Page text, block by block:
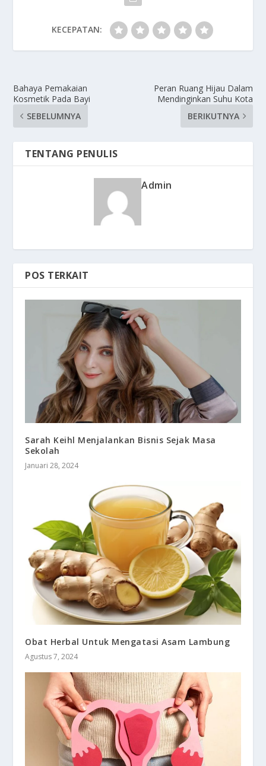
KECEPATAN:
Bahaya Pemakaian
Kosmetik Pada Bayi
SEBELUMNYA
Peran Ruang Hijau Dalam
Mendinginkan Suhu Kota
BERIKUTNYA
TENTANG PENULIS
Admin
POS TERKAIT
Sarah Keihl Menjalankan Bisnis Sejak Masa
Sekolah
Januari 28, 2024
Obat Herbal Untuk Mengatasi Asam Lambung
Agustus 7, 2024